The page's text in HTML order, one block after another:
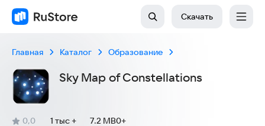
Скачать
Главная Каталог Образование
Sky Map of Constellations
0,0
(
) 1 тыс + 7.2 MB0+